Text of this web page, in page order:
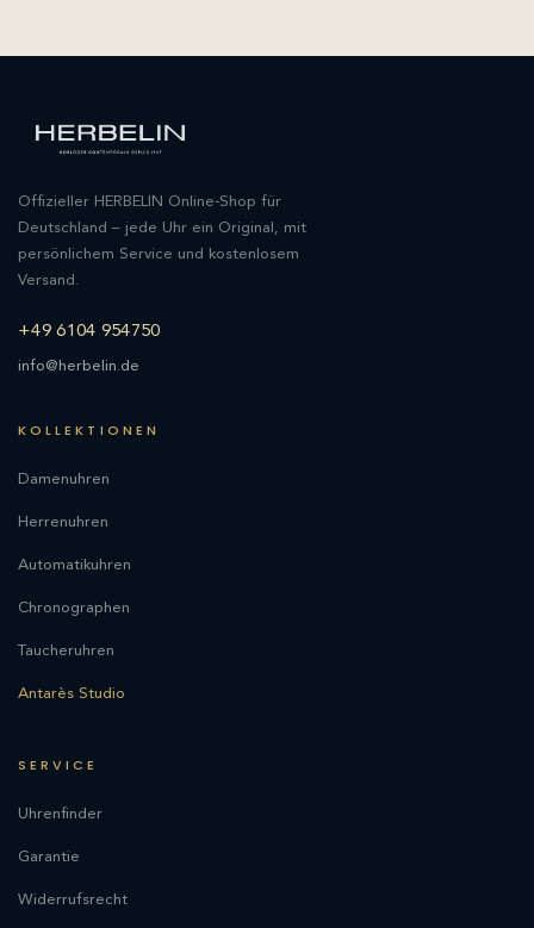
Offizieller HERBELIN Online-Shop für
Deutschland – jede Uhr ein Original, mit
persönlichem Service und kostenlosem
Versand.
+49 6104 954750
info@herbelin.de
KOLLEKTIONEN
Damenuhren
Herrenuhren
Automatikuhren
Chronographen
Taucheruhren
Antarès Studio
SERVICE
Uhrenfinder
Garantie
Widerrufsrecht